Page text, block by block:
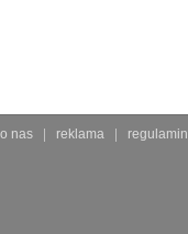
o nas reklama regulamin